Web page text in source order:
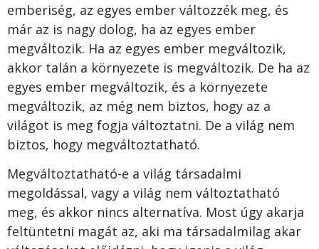
emberiség, az egyes ember változzék meg, és
már az is nagy dolog, ha az egyes ember
megváltozik. Ha az egyes ember megváltozik,
akkor talán a környezete is megváltozik. De ha az
egyes ember megváltozik, és a környezete
megváltozik, az még nem biztos, hogy az a
világot is meg fogja változtatni. De a világ nem
biztos, hogy megváltoztatható.
Megváltoztatható-e a világ társadalmi
megoldással, vagy a világ nem változtatható
meg, és akkor nincs alternatíva. Most úgy akarja
feltüntetni magát az, aki ma társadalmilag akar